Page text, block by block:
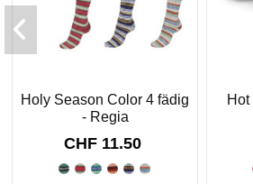
Holy Season Color 4 fädig
- Regia
CHF 11.50